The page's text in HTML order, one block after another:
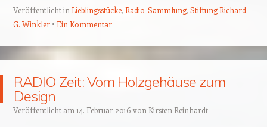
Veröffentlicht inLieblingsstücke, Radio-Sammlung, Stiftung Richard
G. Winkler
Ein Kommentar
RADIO Zeit: Vom Holzgehäuse zum
Design
Veröffentlicht am14. Februar 2016 von Kirsten Reinhardt